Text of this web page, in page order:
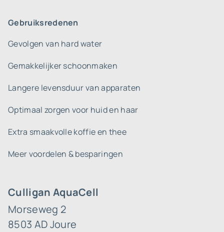
Culligan AquaCell
Morseweg 2
8503 AD Joure
Gebruiksredenen
Gevolgen van hard water
Gemakkelijker schoonmaken
Langere levensduur van apparaten
Optimaal zorgen voor huid en haar
Extra smaakvolle koffie en thee
Meer voordelen & besparingen